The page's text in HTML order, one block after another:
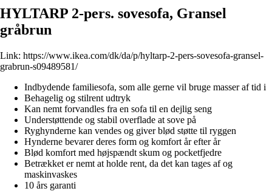
HYLTARP 2-pers. sovesofa, Gransel
gråbrun
Link: https://www.ikea.com/dk/da/p/hyltarp-2-pers-sovesofa-gransel-
grabrun-s09489581/
Indbydende familiesofa, som alle gerne vil bruge masser af tid i
Behagelig og stilrent udtryk
Kan nemt forvandles fra en sofa til en dejlig seng
Understøttende og stabil overflade at sove på
Ryghynderne kan vendes og giver blød støtte til ryggen
Hynderne bevarer deres form og komfort år efter år
Blød komfort med højspændt skum og pocketfjedre
Betrækket er nemt at holde rent, da det kan tages af og
maskinvaskes
10 års garanti